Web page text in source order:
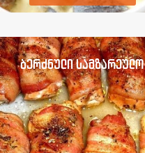
ბერძნული სამზარეულო